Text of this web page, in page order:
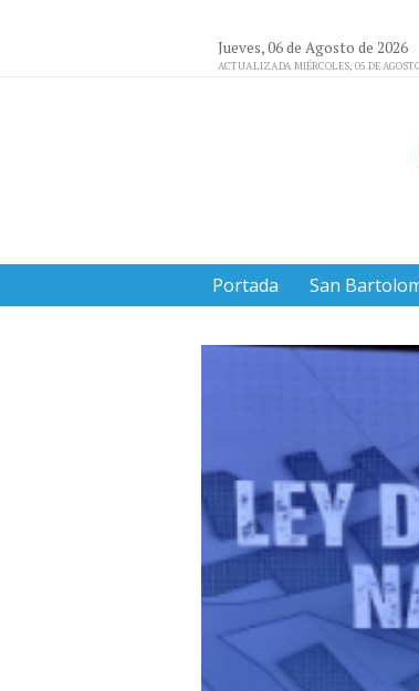
Jueves, 06 de Agosto de 2026
ACTUALIZADA MIÉRCOLES, 05 DE
Portada San